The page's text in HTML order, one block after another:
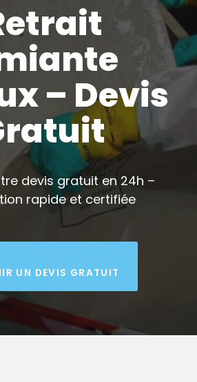
– Devis
devis gratuit en 24h –
rapide et certifiée
UN DEVIS GRATUIT